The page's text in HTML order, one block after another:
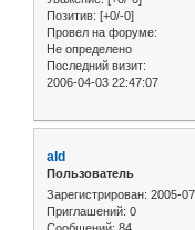
Позитив: [+0/-0]
Провел на форуме:
Не определено
Последний визит:
2006-04-03 22:47:07
ald
Пользователь
Зарегистрирован: 2005-
Приглашений: 0